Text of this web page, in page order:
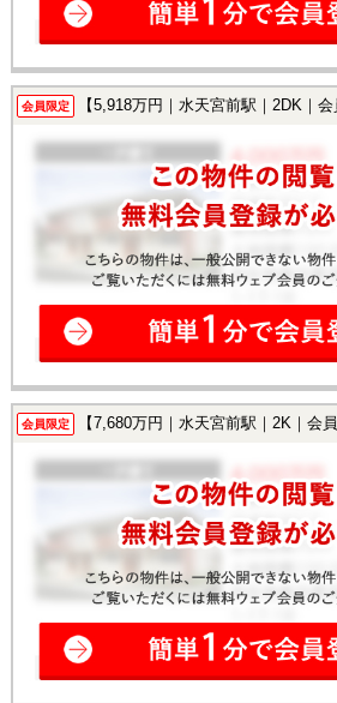
会員限定 【5,918万円｜水天宮前駅｜2DK｜会員
会員限定 【7,680万円｜水天宮前駅｜2K｜会員